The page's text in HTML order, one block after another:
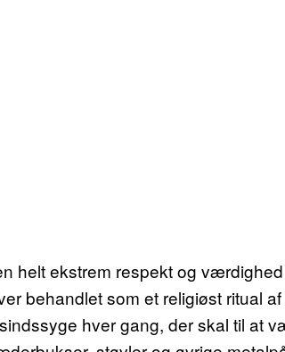
helt ekstrem respekt og
behandlet som et religiøst ritual
hver gang, der skal til at